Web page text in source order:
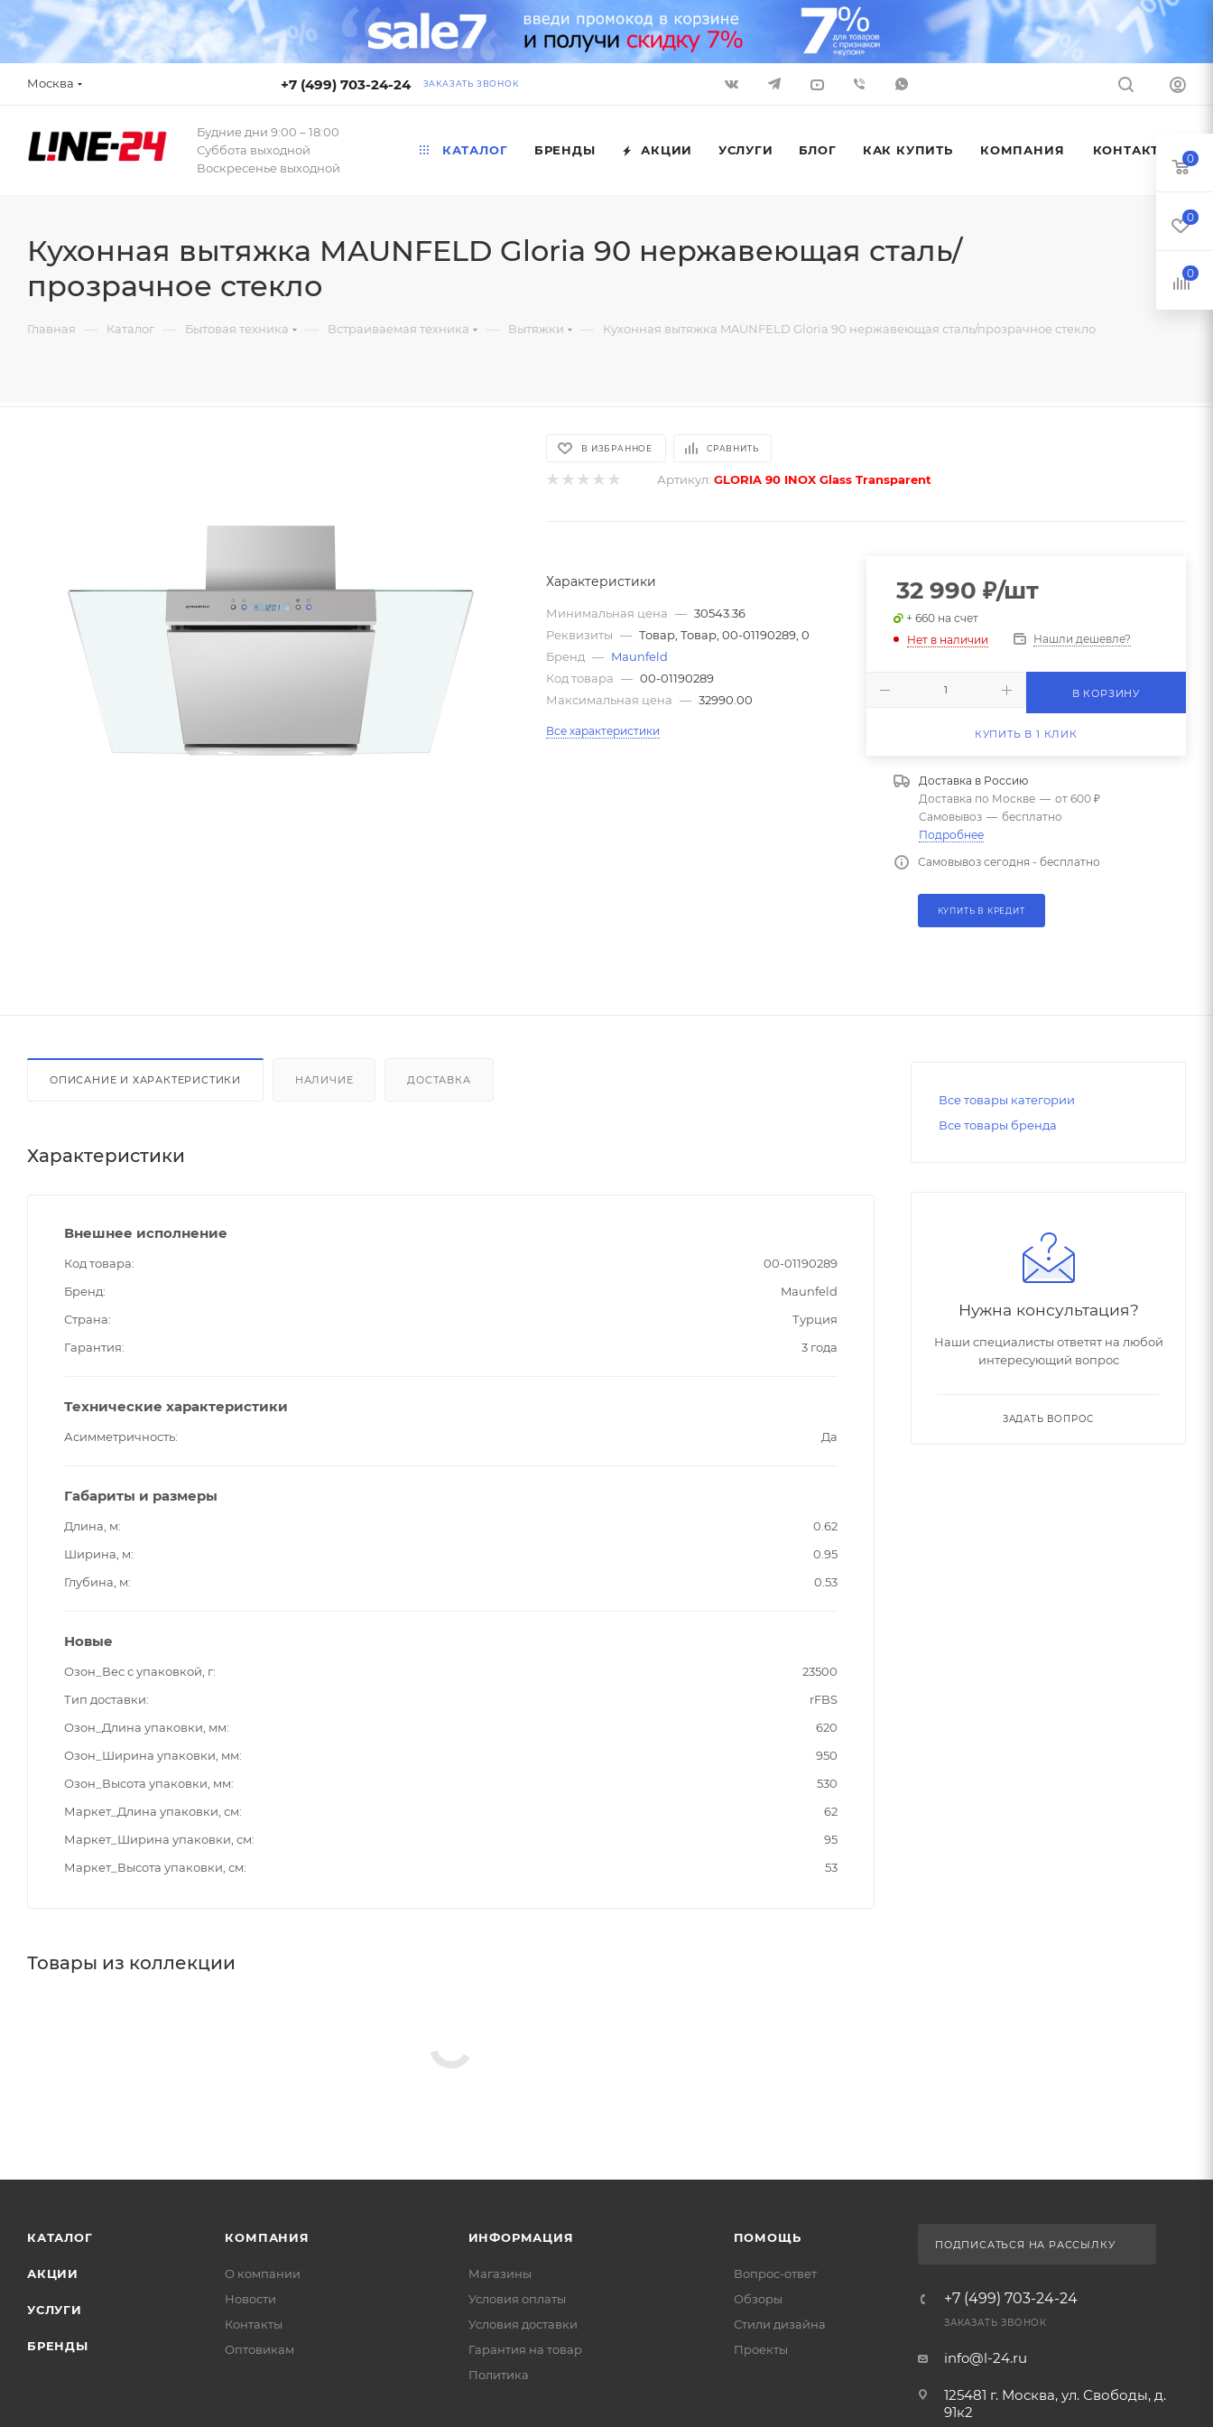
Москва +7 (499) 703-24-24 ЗАКАЗАТЬ ЗВОНОК
Будние дни 9:00 – 18:00
Суббота выходной
Воскресенье выходной
КАТАЛОГ БРЕНДЫ АКЦИИ УСЛУГИ БЛОГ КАК КУПИТЬ КОМПАНИЯ КОНТАКТЫ
Кухонная вытяжка MAUNFELD Gloria 90 нержавеющая сталь/
прозрачное стекло
Главная — Каталог — Бытовая техника — Встраиваемая техника — Вытяжки — Кухонная вытяжка MAUNFELD Gloria 90 нержавеющая сталь/прозрачное стекло
В ИЗБРАННОЕ СРАВНИТЬ
Артикул: GLORIA 90 INOX Glass Transparent
Характеристики
Минимальная цена — 30543.36
Реквизиты — Товар, Товар, 00-01190289, 0
Бренд — Maunfeld
Код товара — 00-01190289
Максимальная цена — 32990.00
Все характеристики
32 990 ₽/шт
+ 660 на счет
Нет в наличии
Нашли дешевле?
В КОРЗИНУ
КУПИТЬ В 1 КЛИК
Доставка в Россию
Доставка по Москве — от 600 ₽
Самовывоз — бесплатно
Подробнее
Самовывоз сегодня - бесплатно
КУПИТЬ В КРЕДИТ
ОПИСАНИЕ И ХАРАКТЕРИСТИКИ НАЛИЧИЕ ДОСТАВКА
Характеристики
Внешнее исполнение
Код товара
00-01190289
Бренд
Maunfeld
Страна
Турция
Гарантия
3 года
Технические характеристики
Асимметричность Да
Габариты и размеры
Длина, м
0.62
Ширина, м
0.95
Глубина, м
0.53
Новые
Озон_Вес с упаковкой, г
23500
Тип доставки
rFBS
Озон_Длина упаковки, мм
620
Озон_Ширина упаковки, мм
950
Озон_Высота упаковки, мм
530
Маркет_Длина упаковки, см
62
Маркет_Ширина упаковки, см
95
Маркет_Высота упаковки, см
53
Товары из коллекции
Все товары категории
Все товары бренда
Нужна консультация?
Наши специалисты ответят на любой
интересующий вопрос
ЗАДАТЬ ВОПРОС
КАТАЛОГ
АКЦИИ
УСЛУГИ
БРЕНДЫ
КОМПАНИЯ
О компании
Новости
Контакты
Оптовикам
ИНФОРМАЦИЯ
Магазины
Условия оплаты
Условия доставки
Гарантия на товар
Политика
ПОМОЩЬ
Вопрос-ответ
Обзоры
Стили дизайна
Проекты
ПОДПИСАТЬСЯ НА РАССЫЛКУ
+7 (499) 703-24-24
ЗАКАЗАТЬ ЗВОНОК
info@l-24.ru
125481 г. Москва, ул. Свободы, д.
91к2
0
0
0